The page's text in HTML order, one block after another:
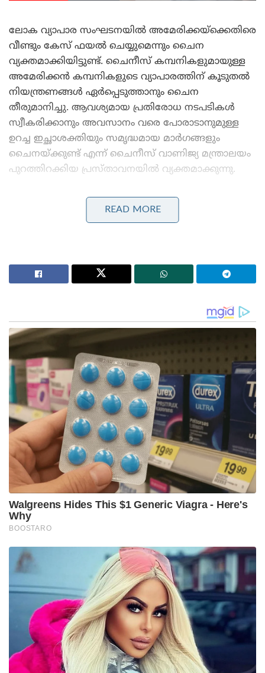
ലോക വ്യാപാര സംഘടനയിൽ അമേരിക്കയ്‌ക്കെതിരെ
വീണ്ടും കേസ് ഫയൽ ചെയ്യുമെന്നും ചൈന
വ്യക്തമാക്കിയിട്ടുണ്ട്. ചൈനീസ് കമ്പനികളുമായുള്ള
അമേരിക്കൻ കമ്പനികളുടെ വ്യാപാരത്തിന് കൂടുതൽ
നിയന്ത്രണങ്ങൾ ഏർപ്പെടുത്താനും ചൈന
തീരുമാനിച്ചു. ആവശ്യമായ പ്രതിരോധ നടപടികൾ
സ്വീകരിക്കാനും അവസാനം വരെ പോരാടാനുമുള്ള
ഉറച്ച ഇച്ഛാശക്തിയും സമൃദ്ധമായ മാർഗങ്ങളും
ചൈനയ്ക്കുണ്ട് എന്ന് ചൈനീസ് വാണിജ്യ മന്ത്രാലയം
പുറത്തിറക്കിയ പ്രസ്താവനയിൽ വ്യക്തമാക്കുന്നു.
Stories you may like
ക്ഷേമപെൻഷൻ ഇനി കൈകളിൽ
നേരിട്ടെത്തില്ല;സഹകരണ ബാങ്കുകളെ ഒഴിവാക്കാൻ
ചൈനയുടെ പരമാധികാരം, സുരക്ഷ, വികസന
താൽപ്പര്യങ്ങൾ എന്നിവയെ ഹനിക്കാനുള്ള ഒരു
ശ്രമവും അനുവദിക്കില്ലെന്ന് ചൈനീസ് വിദേശകാര്യ
മന്ത്രാലയ വക്താവ് ലിൻ ജിയാൻ
പത്രസമ്മേളനത്തിൽ അറിയിച്ചു. ഇത്തരം
ഭീഷണിപ്പെടുത്തലുകളും ആധിപത്യ നടപടികളും
ഒരിക്കലും അംഗീകരിക്കില്ലെന്നും അദ്ദേഹം
കൂട്ടിച്ചേർത്തു. പരസ്പര താരിഫ് വർദ്ധനവിലൂടെ
ചൈനയും അമേരിക്കയും ഒരു വ്യാപാര
യുദ്ധത്തിലേക്ക് കടക്കുന്നത് രാജ്യങ്ങൾക്കിടയിൽ
കടുത്ത ആശങ്കയാണ് സൃഷ്ടിക്കുന്നത്.
READ MORE